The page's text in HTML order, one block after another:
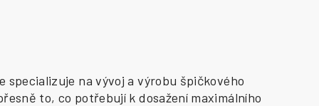
specializuje na vývoj a výrobu špičkového
to, co potřebují k dosažení maximálního